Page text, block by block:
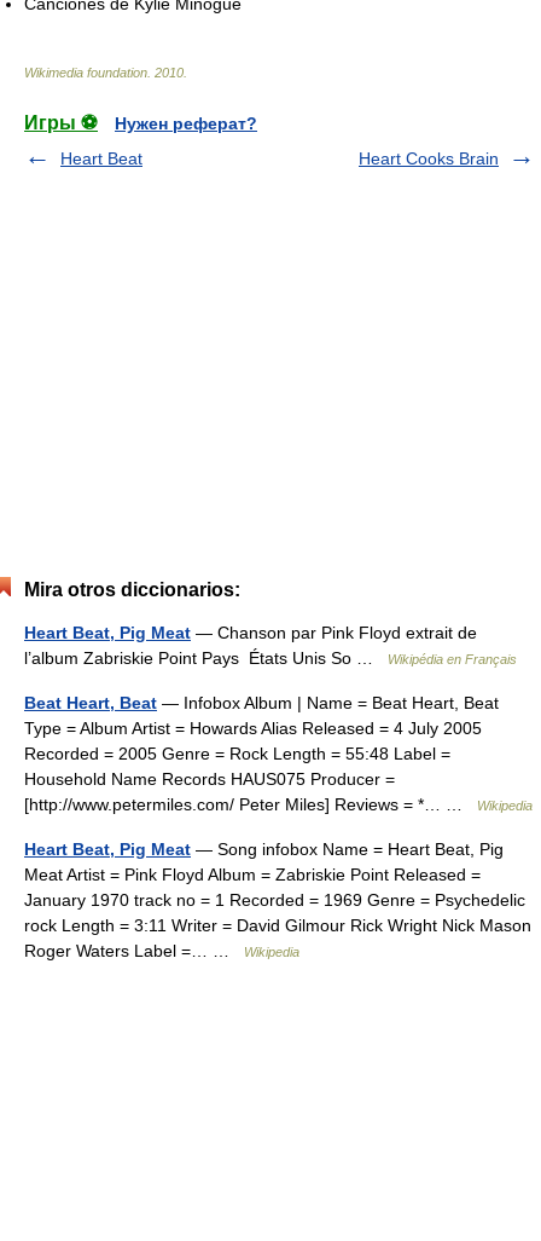
Wikimedia foundation 2010
Игры ⚽
Нужен реферат?
Heart Beat
Heart Cooks Brain
Mira otros diccionarios:
Heart Beat, Pig Meat — Chanson par Pink Floyd extrait de
l’album Zabriskie Point Pays États Unis So …
Wikipédia en Français
Beat Heart, Beat — Infobox Album | Name = Beat Heart, Beat
Type = Album Artist = Howards Alias Released = 4 July 2005
Recorded = 2005 Genre = Rock Length = 55:48 Label =
Household Name Records HAUS075 Producer =
[http://www.petermiles.com/ Peter Miles] Reviews = *… …
Wikipedia
Heart Beat, Pig Meat — Song infobox Name = Heart Beat, Pig
Meat Artist = Pink Floyd Album = Zabriskie Point Released =
January 1970 track no = 1 Recorded = 1969 Genre = Psychedelic
rock Length = 3:11 Writer = David Gilmour Rick Wright Nick Mason
Roger Waters Label =… …
Wikipedia